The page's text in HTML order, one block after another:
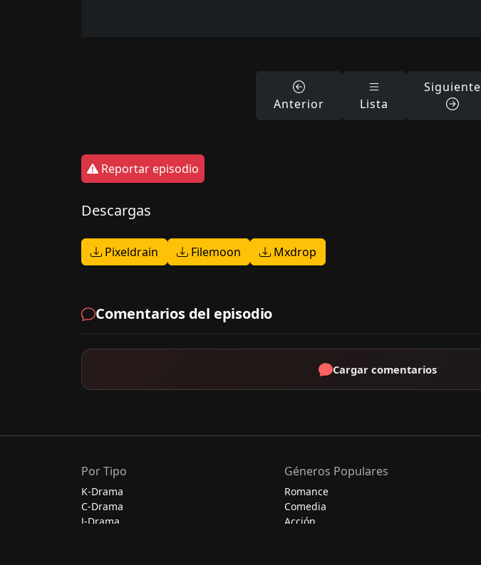
Anterior Lista
Siguiente
Reportar episodio
Descargas
Pixeldrain Filemoon Mxdrop
Comentarios del episodio
Cargar comentarios
Por Tipo
K-Drama
C-Drama
J-Drama
Géneros Populares
Romance
Comedia
Acción